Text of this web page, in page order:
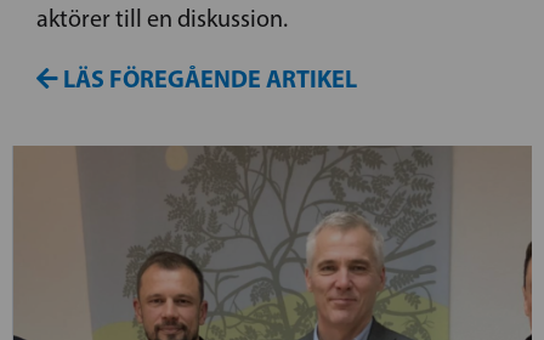
aktörer till en diskussion.
LÄS FÖREGÅENDE ARTIKEL